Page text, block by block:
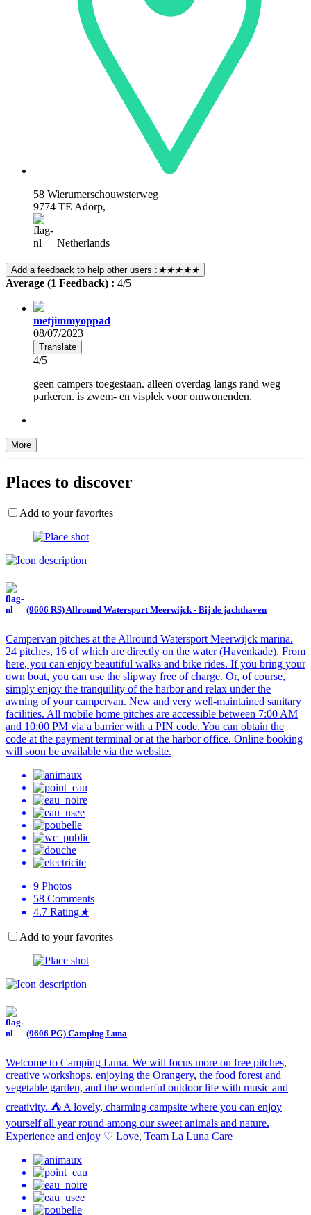
58 Wierumerschouwsterweg
9774 TE Adorp,
Netherlands
Add a feedback to help other users : ★★★★★
Average (1 Feedback) : 4/5
metjimmyoppad
08/07/2023
Translate
4/5
geen campers toegestaan. alleen overdag langs rand weg
parkeren. is zwem- en visplek voor omwonenden.
More
Places to discover
Add to your favorites
(9606 RS) Allround Watersport Meerwijck - Bij de jachthaven
Campervan pitches at the Allround Watersport Meerwijck marina.
24 pitches, 16 of which are directly on the water (Havenkade). From
here, you can enjoy beautiful walks and bike rides. If you bring your
own boat, you can use the slipway free of charge. Or, of course,
simply enjoy the tranquility of the harbor and relax under the
awning of your campervan. New and very well-maintained sanitary
facilities. All mobile home pitches are accessible between 7:00 AM
and 10:00 PM via a barrier with a PIN code. You can obtain the
code at the payment terminal or at the harbor office. Online booking
will soon be available via the website.
9 Photos
58 Comments
4.7 Rating★
Add to your favorites
(9606 PG) Camping Luna
Welcome to Camping Luna. We will focus more on free pitches,
creative workshops, enjoying the Orangery, the food forest and
vegetable garden, and the wonderful outdoor life with music and
creativity. ⛺️ A lovely, charming campsite where you can enjoy
yourself all year round among our sweet animals and nature.
Experience and enjoy ♡ Love, Team La Luna Care